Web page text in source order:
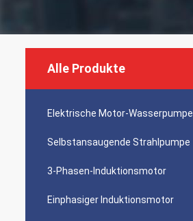
Alle Produkte
Elektrische Motor-Wasserpumpe
Selbstansaugende Strahlpumpe
3-Phasen-Induktionsmotor
Einphasiger Induktionsmotor